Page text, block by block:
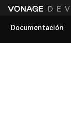
Documentación